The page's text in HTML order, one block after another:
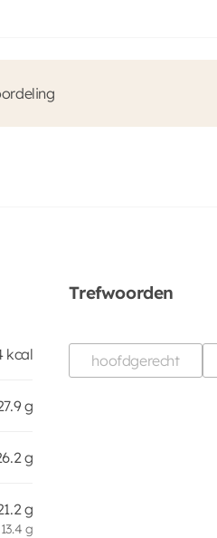
kcal
g
g
g
13.4 g
Trefwoorden
hoofdgerecht